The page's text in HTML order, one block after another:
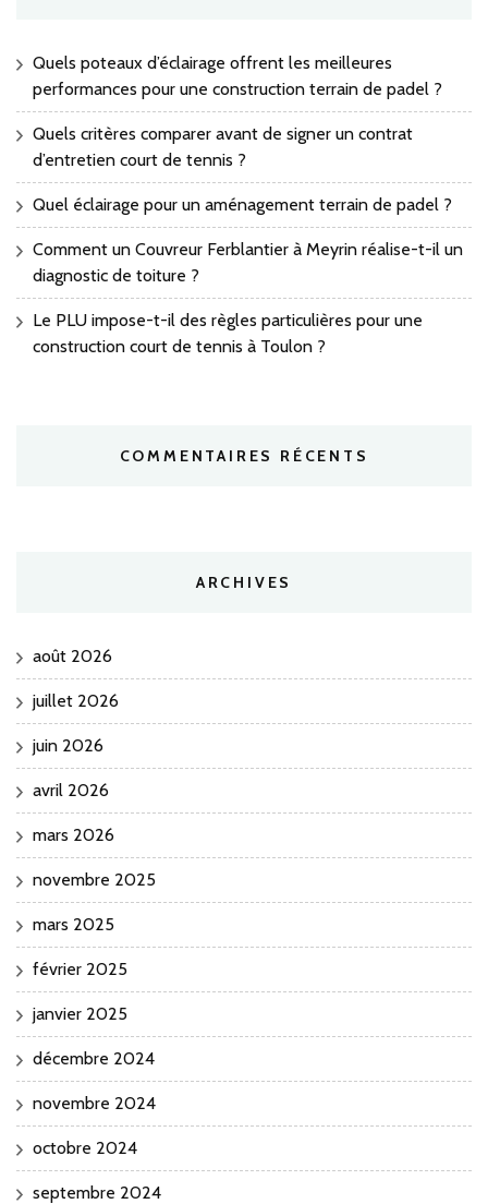
Quels poteaux d’éclairage offrent les meilleures
performances pour une construction terrain de padel ?
Quels critères comparer avant de signer un contrat
d’entretien court de tennis ?
Quel éclairage pour un aménagement terrain de padel ?
Comment un Couvreur Ferblantier à Meyrin réalise-t-il un
diagnostic de toiture ?
Le PLU impose-t-il des règles particulières pour une
construction court de tennis à Toulon ?
COMMENTAIRES RÉCENTS
ARCHIVES
août 2026
juillet 2026
juin 2026
avril 2026
mars 2026
novembre 2025
mars 2025
février 2025
janvier 2025
décembre 2024
novembre 2024
octobre 2024
septembre 2024